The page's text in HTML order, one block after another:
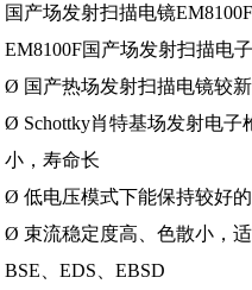
国产场发射扫描电镜
EM8100F国产场发射扫描电
Ø 国产热场发射扫描电镜较
Ø Schottky肖特基场发射电子
小，寿命长
Ø低电压模式下能保持较好
Ø 束流稳定度高、色散小，
BSE 、EDS 、EBSD